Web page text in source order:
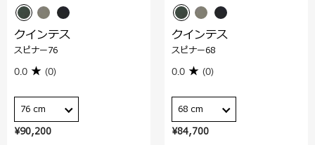
¥90,200
クインテス
スピナー76
0.0 (0)
76 cm
¥84,700
クインテス
スピナー68
0.0 (0)
68 cm